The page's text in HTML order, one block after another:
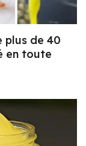
plus de 40
en toute